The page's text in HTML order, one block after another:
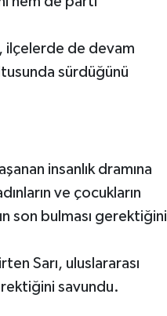
ilçelerde de devam
sürdüğünü
insanlık dramına
ve çocukların
son bulması gerektiğini
Sarı, uluslararası
savundu.